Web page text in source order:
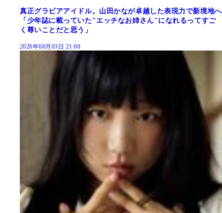
真正グラビアアイドル。山田かなが卓越した表現力で新境地へ
「少年誌に載っていた"エッチなお姉さん"になれるってすご
く尊いことだと思う」
2026年08月03日 21:00